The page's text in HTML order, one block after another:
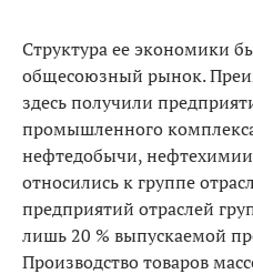
Структура ее экономики
общесоюзный рынок.
здесь получили
промышленного
нефтедобычи,
относились к группе
предприятий отраслей
лишь 20 % выпускаемой
Производство товаров